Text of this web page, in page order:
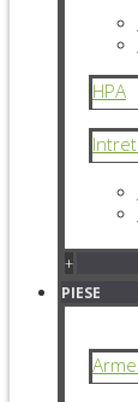
HPA
+
PIESE